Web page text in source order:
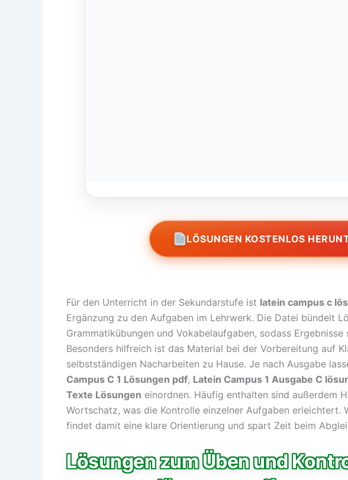
LÖSUNGEN KOSTENLOS
Für den Unterricht in der Sekundarstufe ist latein campus c
Ergänzung zu den Aufgaben im Lehrwerk. Die Datei bündelt
Grammatikübungen und Vokabelaufgaben, sodass
Besonders hilfreich ist das Material bei der Vorbereitung auf
selbstständigen Nacharbeiten zu Hause. Je nach Ausgabe
Campus C 1 Lösungen pdf, Latein Campus 1 Ausgabe C
Texte Lösungen einordnen. Häufig enthalten sind außerdem
Wortschatz, was die Kontrolle einzelner Aufgaben erleichtert.
findet damit eine klare Orientierung und spart Zeit beim
Lösungen zum Üben und